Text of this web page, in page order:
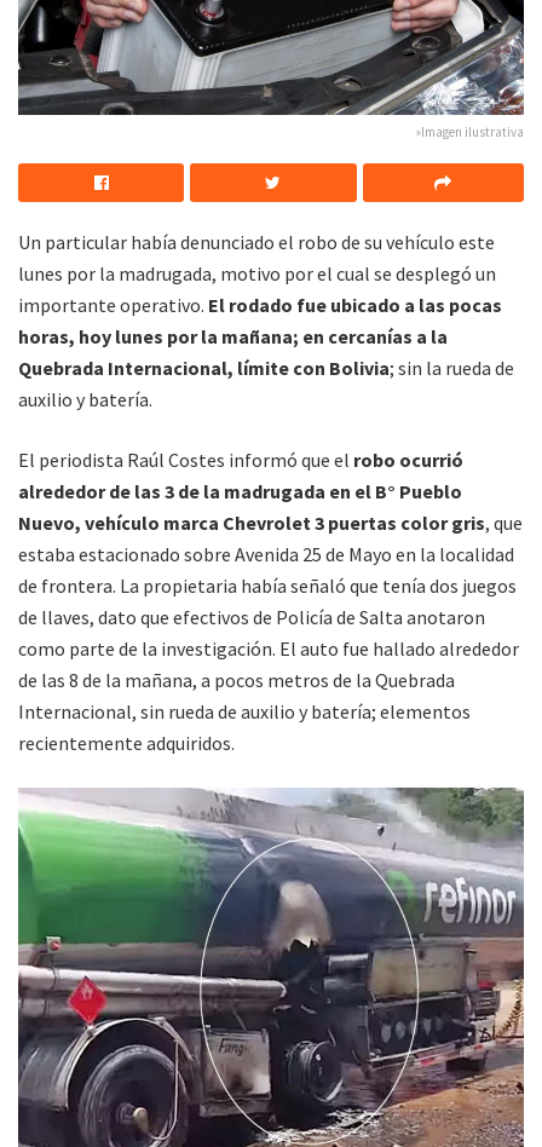
»Imagen ilustrativa
Un particular había denunciado el robo de su vehículo este
lunes por la madrugada, motivo por el cual se desplegó un
importante operativo. El rodado fue ubicado a las pocas
horas, hoy lunes por la mañana; en cercanías a la
Quebrada Internacional, límite con Bolivia; sin la rueda de
auxilio y batería.
El periodista Raúl Costes informó que el robo ocurrió
alrededor de las 3 de la madrugada en el B° Pueblo
Nuevo, vehículo marca Chevrolet 3 puertas color gris, que
estaba estacionado sobre Avenida 25 de Mayo en la localidad
de frontera. La propietaria había señaló que tenía dos juegos
de llaves, dato que efectivos de Policía de Salta anotaron
como parte de la investigación. El auto fue hallado alrededor
de las 8 de la mañana, a pocos metros de la Quebrada
Internacional, sin rueda de auxilio y batería; elementos
recientemente adquiridos.